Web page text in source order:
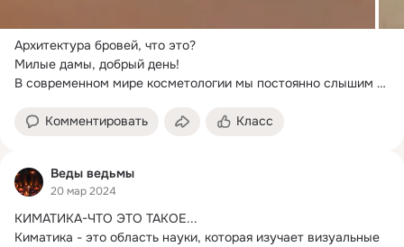
Архитектура бровей, что это?
Милые дамы, добрый день!
В современном мире косметологии мы постоянно слышим
Комментировать
Класс
Веды ведьмы
20 мар 2024
КИМАТИКА-ЧТО ЭТО ТАКОЕ...
Киматика - это область науки, которая изучает визуальные